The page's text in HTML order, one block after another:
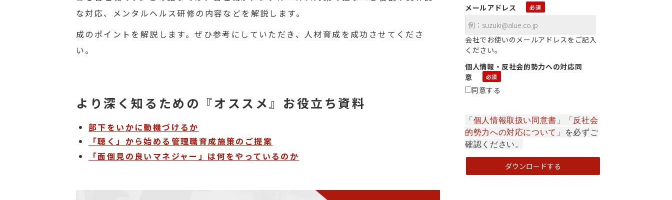
な対応、メンタルヘルス研修の内容などを解説します。
成のポイントを解説します。ぜひ参考にしていただき、人材育成を成功させてくださ
い。
より深く知るための『オススメ』お役立ち資料
部下をいかに動機づけるか
「聴く」から始める管理職育成施策のご提案
「面倒見の良いマネジャー」は何をやっているのか
メールアドレス
会社でお使いのメールアドレスをご記入
ください。
個人情報・反社会的勢力への対応同
意
同意する
「個人情報取扱い同意書 」「反社会
的勢力への対応について 」を必ずご
確認ください。